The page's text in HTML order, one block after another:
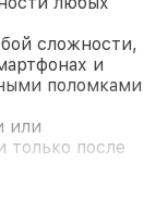
сложности,
и
поломками
или
только после